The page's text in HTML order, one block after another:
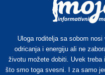
Uloga roditelja sa sobom
odricanja i energiju ali ne
životu možete dobiti. Uvek treba
što smo toga svesni. I za samo